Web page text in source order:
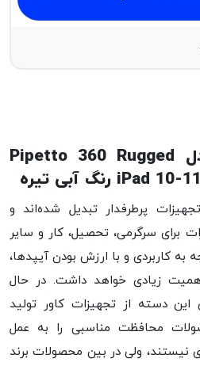
کاور آیپد پیپتو مدل Pipetto 360 Rugged
پرطرفدار تبدیل شده‌اند و
برای سرگرمی، تحصیل، کار و سایر
به کاربردی و با ارزش بودن آیپدها،
زیادی خواهد داشت. در حال
این دسته از تجهیزات کاور تولید
محافظت مناسبی را به عمل
نیستند، ولی در بین محصولات برند